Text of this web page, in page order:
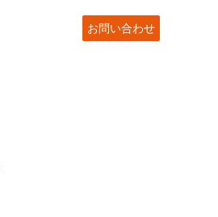
お問い合わせ